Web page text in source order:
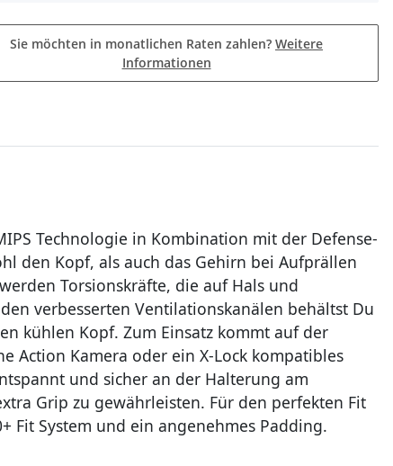
Sie möchten in monatlichen Raten zahlen? Weitere
Informationen
Technologie in Kombination mit der Defense-
den Kopf, als auch das Gehirn bei Aufprällen
Torsionskräfte, die auf Hals und
verbesserten Ventilationskanälen behältst Du
kühlen Kopf. Zum Einsatz kommt auf der
Action Kamera oder ein X-Lock kompatibles
und sicher an der Halterung am
Grip zu gewährleisten. Für den perfekten Fit
Fit System und ein angenehmes Padding.